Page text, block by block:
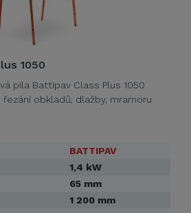
1050
pila Battipav Class Plus 1050
obkladů, dlažby, mramoru
BATTIPAV
1,4 kW
65 mm
1 200 mm